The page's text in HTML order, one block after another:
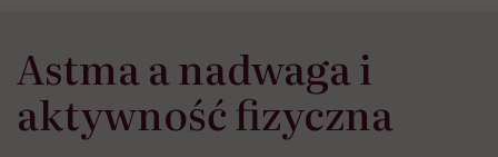
Astma a nadwaga i
aktywność fizyczna